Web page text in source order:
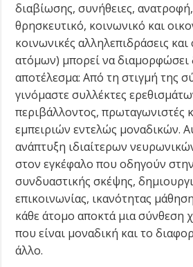
διαβίωσης, συνήθειες, ανατροφή,
θρησκευτικό, κοινωνικό και
κοινωνικές αλληλεπιδράσεις και
ατόμων) μπορεί να διαμορφώσει
αποτέλεσμα: Από τη στιγμή της
γινόμαστε συλλέκτες
περιβάλλοντος, πρωταγωνιστές
εμπειριών εντελώς μοναδικών.
ανάπτυξη ιδιαίτερων
στον εγκέφαλο που οδηγούν
συνδυαστικής σκέψης,
επικοινωνίας, ικανότητας
κάθε άτομο αποκτά μια σύνθεση
που είναι μοναδική και το
άλλο.